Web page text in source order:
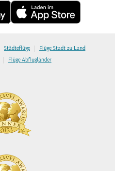
Städteflüge | Flüge Stadt zu Land |
| Flüge Abflugländer